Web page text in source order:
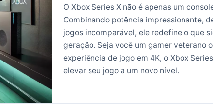
O Xbox Series X não é apenas um
Combinando potência impressionante,
jogos incomparável, ele redefine o que
geração. Seja você um gamer veterano
experiência de jogo em 4K, o Xbox
elevar seu jogo a um novo nível.